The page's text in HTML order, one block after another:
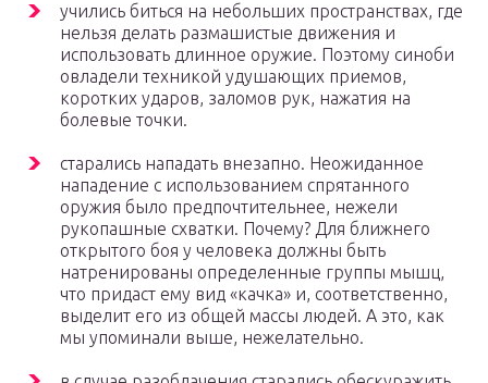
учились биться на небольших пространствах, где
нельзя делать размашистые движения и
использовать длинное оружие. Поэтому синоби
овладели техникой удушающих приемов,
коротких ударов, заломов рук, нажатия на
болевые точки.
старались нападать внезапно. Неожиданное
нападение с использованием спрятанного
оружия было предпочтительнее, нежели
рукопашные схватки. Почему? Для ближнего
открытого боя у человека должны быть
натренированы определенные группы мышц,
что придаст ему вид «качка» и, соответственно,
выделит его из общей массы людей. А это, как
мы упоминали выше, нежелательно.